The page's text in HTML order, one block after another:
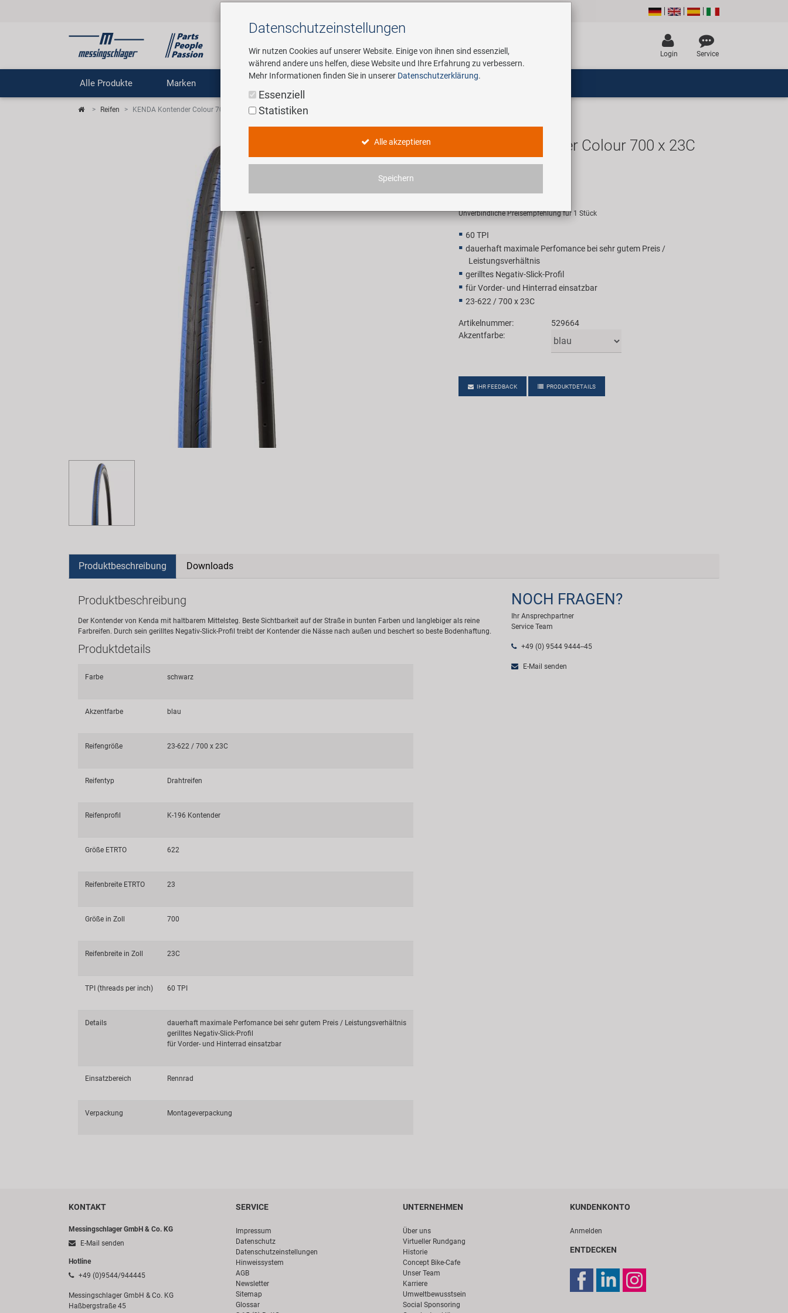
Suchen
Login Service
Alle Produkte Marken
Reifen KENDA Kontender Colour 700 x 23C Drahtreifen
KENDA Kontender Colour 700 x 23C
Drahtreifen
16,90 EUR
Unverbindliche Preisempfehlung für 1 Stück
60 TPI
dauerhaft maximale Perfomance bei sehr gutem Preis /
Leistungsverhältnis
gerilltes Negativ-Slick-Profil
für Vorder- und Hinterrad einsatzbar
23-622 / 700 x 23C
Artikelnummer:
529664
Akzentfarbe:
IHR FEEDBACK PRODUKTDETAILS
Produktbeschreibung Downloads
Produktbeschreibung
Der Kontender von Kenda mit haltbarem Mittelsteg. Beste Sichtbarkeit auf der Straße in bunten Farben und langlebiger als reine
Farbreifen. Durch sein gerilltes Negativ-Slick-Profil treibt der Kontender die Nässe nach außen und beschert so beste Bodenhaftung.
Produktdetails
Farbe schwarz
Akzentfarbe blau
Reifengröße 23-622 / 700 x 23C
Reifentyp Drahtreifen
Reifenprofil K-196 Kontender
Größe ETRTO 622
Reifenbreite ETRTO 23
Größe in Zoll 700
Reifenbreite in Zoll 23C
TPI (threads per inch) 60 TPI
Details
dauerhaft maximale Perfomance bei sehr gutem Preis / Leistungsverhältnis
gerilltes Negativ-Slick-Profil
für Vorder- und Hinterrad einsatzbar
Einsatzbereich Rennrad
Verpackung Montageverpackung
NOCH FRAGEN?
Ihr Ansprechpartner
Service Team
+49 (0) 9544 9444--45
E-Mail senden
KONTAKT
Messingschlager GmbH & Co. KG
E-Mail senden
Hotline
+49 (0)9544/944445
Messingschlager GmbH & Co. KG
Haßbergstraße 45
SERVICE
Impressum
Datenschutz
Datenschutzeinstellungen
Hinweissystem
AGB
Newsletter
Sitemap
Glossar
UNTERNEHMEN
Über uns
Virtueller Rundgang
Historie
Concept Bike-Cafe
Unser Team
Karriere
Umweltbewusstsein
Social Sponsoring
KUNDENKONTO
Anmelden
ENTDECKEN
Datenschutz­einstellungen
Wir nutzen Cookies auf unserer Website. Einige von ihnen sind essenziell,
während andere uns helfen, diese Website und Ihre Erfahrung zu verbessern.
Mehr Informationen finden Sie in unserer Datenschutzerklärung.
Essenziell
Statistiken
Alle akzeptieren
Speichern